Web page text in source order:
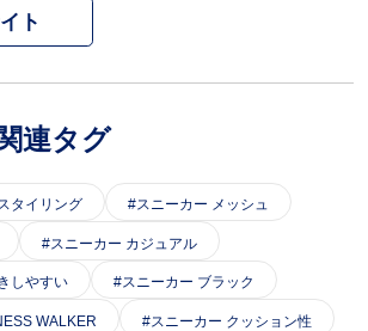
ト
連タグ
タイリング スニーカー メッシュ
スニーカー カジュアル
しやすい スニーカー ブラック
WALKER スニーカー クッション性